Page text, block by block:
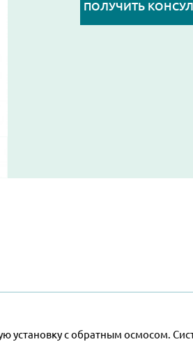
ПОЛУЧИТЬ
установку с обратным осмосом.